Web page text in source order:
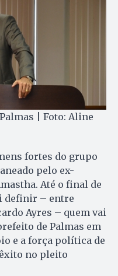
| Foto: Aline
fortes do grupo
pelo ex-
Até o final de
definir – entre
Ayres – quem vai
de Palmas em
e a força política de
no pleito